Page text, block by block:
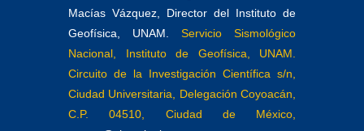
Macías Vázquez, Director del Instituto de
Geofísica, UNAM.
Servicio Sismológico
Nacional, Instituto de Geofísica, UNAM.
Circuito de la Investigación Científica s/n,
Ciudad Universitaria, Delegación Coyoacán,
C.P. 04510, Ciudad de México,